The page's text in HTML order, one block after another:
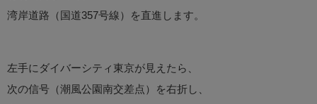
湾岸道路（国道357号線）を直進します。
左手にダイバーシティ東京が見えたら、
次の信号（潮風公園南交差点）を右折し、